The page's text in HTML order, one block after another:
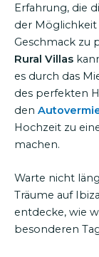
Erfahrung, die
der Möglichkeit
Geschmack zu
Rural Villas
es durch das
des perfekten
den
Hochzeit zu
machen.
Warte nicht
Träume auf
entdecke, wie
besonderen